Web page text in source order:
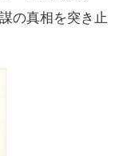
の真相を突き止